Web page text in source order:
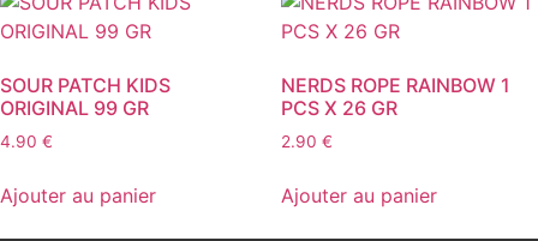
SOUR PATCH KIDS
ORIGINAL 99 GR
4.90 €
Ajouter au panier
NERDS ROPE RAINBOW 1
PCS X 26 GR
2.90 €
Ajouter au panier